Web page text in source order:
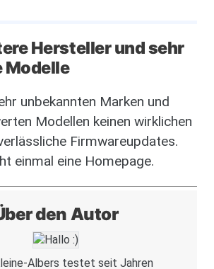
Hersteller und sehr
Modelle
unbekannten Marken und
Modellen keinen wirklichen
Firmwareupdates.
einmal eine Homepage.
den Autor
Albers testet seit Jahren